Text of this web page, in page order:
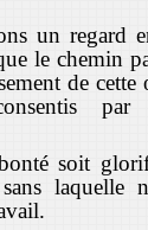
un regard
le chemin
de
par
soit
laquelle